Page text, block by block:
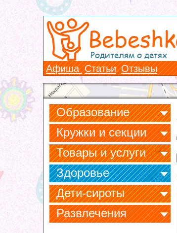
Родителям о детях
Афиша Статьи Отзывы
Образование
Кружки и секции
Товары и услуги
Здоровье
Дети-сироты
Развлечения